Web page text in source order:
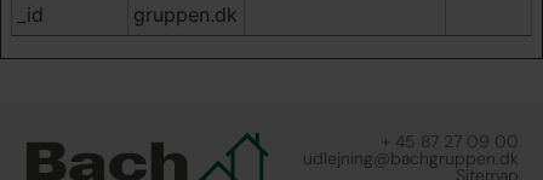
_id
gruppen.dk
+ 45 87 27 09 00
udlejning@bachgruppen.dk
Sitemap